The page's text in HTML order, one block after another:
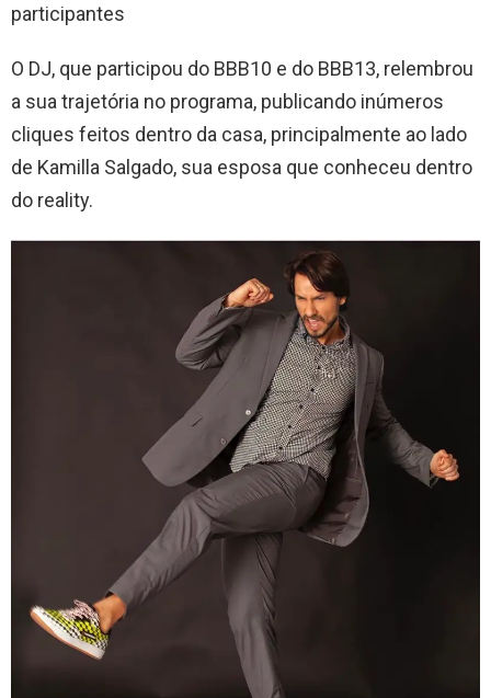
participantes
O DJ, que participou do BBB10 e do BBB13, relembrou
a sua trajetória no programa, publicando inúmeros
cliques feitos dentro da casa, principalmente ao lado
de Kamilla Salgado, sua esposa que conheceu dentro
do reality.